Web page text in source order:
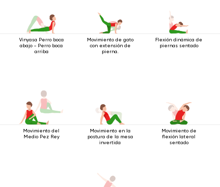
Vinyasa Perro boca
abajo - Perro boca
arriba
Movimiento de gato
con extensión de
pierna.
Flexión dinámica de
piernas sentado
Movimiento del
Medio Pez Rey
Movimiento en la
postura de la mesa
invertida
Movimiento de
flexión lateral
sentado